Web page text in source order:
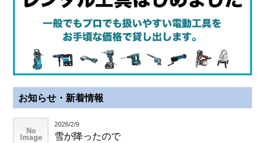
お知らせ・新着情報
2026/2/9
雪が降ったので